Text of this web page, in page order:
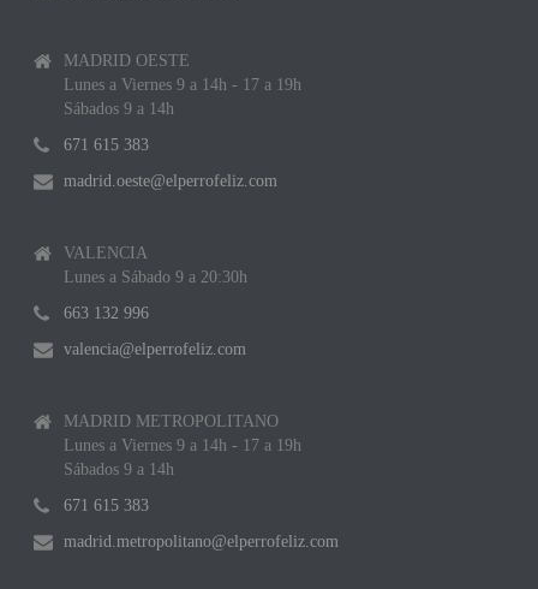
MADRID OESTE
Lunes a Viernes 9 a 14h - 17 a 19h
Sábados 9 a 14h
671 615 383
madrid.oeste@elperrofeliz.com
VALENCIA
Lunes a Sábado 9 a 20:30h
663 132 996
valencia@elperrofeliz.com
MADRID METROPOLITANO
Lunes a Viernes 9 a 14h - 17 a 19h
Sábados 9 a 14h
671 615 383
madrid.metropolitano@elperrofeliz.com